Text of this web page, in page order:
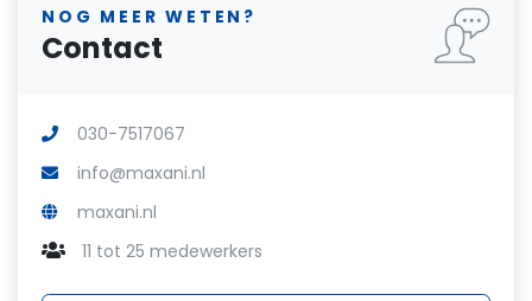
NOG MEER WETEN?
Contact
030-7517067
info@maxani.nl
maxani.nl
11 tot 25 medewerkers